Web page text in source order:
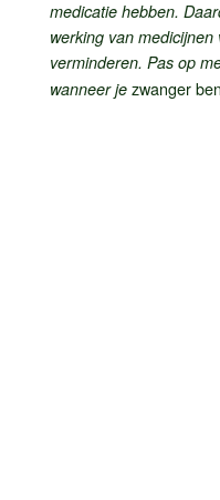
medicatie hebben.
werking van medicijnen
verminderen. Pas op
wanneer je zwanger